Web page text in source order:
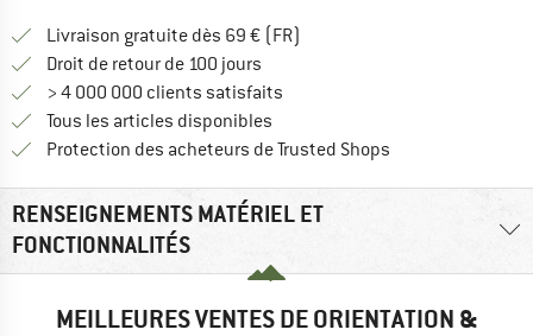
Livraison gratuite dès 69 € (FR)
Droit de retour de 100 jours
> 4 000 000 clients satisfaits
Tous les articles disponibles
Protection des acheteurs de Trusted Shops
RENSEIGNEMENTS MATÉRIEL ET
FONCTIONNALITÉS
MEILLEURES VENTES DE ORIENTATION &